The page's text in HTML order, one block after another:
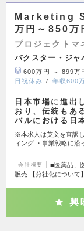
Marketing
万円～850万
プロジェクトマ
バクスター・ジャ
600万円 ～ 899万
日祝休み
年収600
日本市場に進出
おり、伝統もあ
バルにおける日
※本求人は英文を直訳
ィング ・事業戦略に沿
会社概要
■医薬品、
販売 【分社化について
興